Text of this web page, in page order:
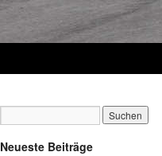
Neueste Beiträge